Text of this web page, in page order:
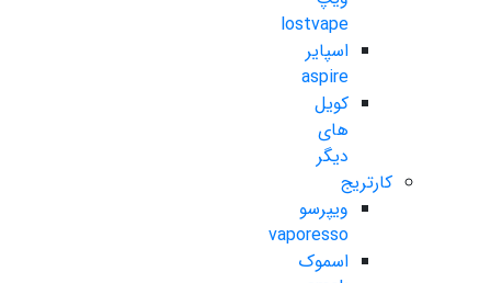
lostvape
اسپایر
aspire
کویل
های
دیگر
کارتریج
ویپرسو
vaporesso
اسموک